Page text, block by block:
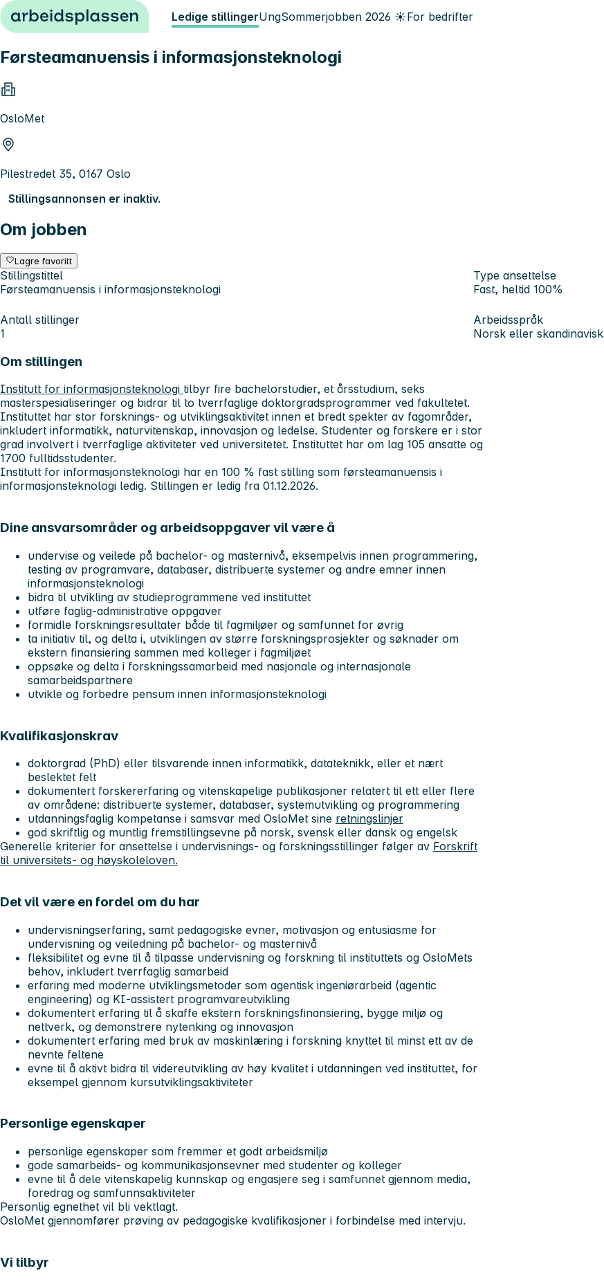
Hopp til innhold Ledige stillingerUngSommerjobben 2026 ☀️For bedrifter
Førsteamanuensis i informasjonsteknologi
OsloMet
Pilestredet 35, 0167 Oslo
Stillingsannonsen er inaktiv.
Om jobben
Lagre favoritt
Stillingstittel
Førsteamanuensis i informasjonsteknologi
Type ansettelse
Fast, heltid 100%
Antall stillinger
1
Arbeidsspråk
Norsk eller skandinavisk
Om stillingen
Institutt for informasjonsteknologi tilbyr fire bachelorstudier, et årsstudium, seks
masterspesialiseringer og bidrar til to tverrfaglige doktorgradsprogrammer ved fakultetet.
Instituttet har stor forsknings- og utviklingsaktivitet innen et bredt spekter av fagområder,
inkludert informatikk, naturvitenskap, innovasjon og ledelse. Studenter og forskere er i stor
grad involvert i tverrfaglige aktiviteter ved universitetet. Instituttet har om lag 105 ansatte og
1700 fulltidsstudenter.
Institutt for informasjonsteknologi har en 100 % fast stilling som førsteamanuensis i
informasjonsteknologi ledig. Stillingen er ledig fra 01.12.2026.
Dine ansvarsområder og arbeidsoppgaver vil være å
undervise og veilede på bachelor- og masternivå, eksempelvis innen programmering,
testing av programvare, databaser, distribuerte systemer og andre emner innen
informasjonsteknologi
bidra til utvikling av studieprogrammene ved instituttet
utføre faglig-administrative oppgaver
formidle forskningsresultater både til fagmiljøer og samfunnet for øvrig
ta initiativ til, og delta i, utviklingen av større forskningsprosjekter og søknader om
ekstern finansiering sammen med kolleger i fagmiljøet
oppsøke og delta i forskningssamarbeid med nasjonale og internasjonale
samarbeidspartnere
utvikle og forbedre pensum innen informasjonsteknologi
Kvalifikasjonskrav
doktorgrad (PhD) eller tilsvarende innen informatikk, datateknikk, eller et nært
beslektet felt
dokumentert forskererfaring og vitenskapelige publikasjoner relatert til ett eller flere
av områdene: distribuerte systemer, databaser, systemutvikling og programmering
utdanningsfaglig kompetanse i samsvar med OsloMet sine retningslinjer
god skriftlig og muntlig fremstillingsevne på norsk, svensk eller dansk og engelsk
Generelle kriterier for ansettelse i undervisnings- og forskningsstillinger følger av Forskrift
til universitets- og høyskoleloven.
Det vil være en fordel om du har
undervisningserfaring, samt pedagogiske evner, motivasjon og entusiasme for
undervisning og veiledning på bachelor- og masternivå
fleksibilitet og evne til å tilpasse undervisning og forskning til instituttets og OsloMets
behov, inkludert tverrfaglig samarbeid
erfaring med moderne utviklingsmetoder som agentisk ingeniørarbeid (agentic
engineering) og KI-assistert programvareutvikling
dokumentert erfaring til å skaffe ekstern forskningsfinansiering, bygge miljø og
nettverk, og demonstrere nytenking og innovasjon
dokumentert erfaring med bruk av maskinlæring i forskning knyttet til minst ett av de
nevnte feltene
evne til å aktivt bidra til videreutvikling av høy kvalitet i utdanningen ved instituttet, for
eksempel gjennom kursutviklingsaktiviteter
Personlige egenskaper
personlige egenskaper som fremmer et godt arbeidsmiljø
gode samarbeids- og kommunikasjonsevner med studenter og kolleger
evne til å dele vitenskapelig kunnskap og engasjere seg i samfunnet gjennom media,
foredrag og samfunnsaktiviteter
Personlig egnethet vil bli vektlagt.
OsloMet gjennomfører prøving av pedagogiske kvalifikasjoner i forbindelse med intervju.
Vi tilbyr